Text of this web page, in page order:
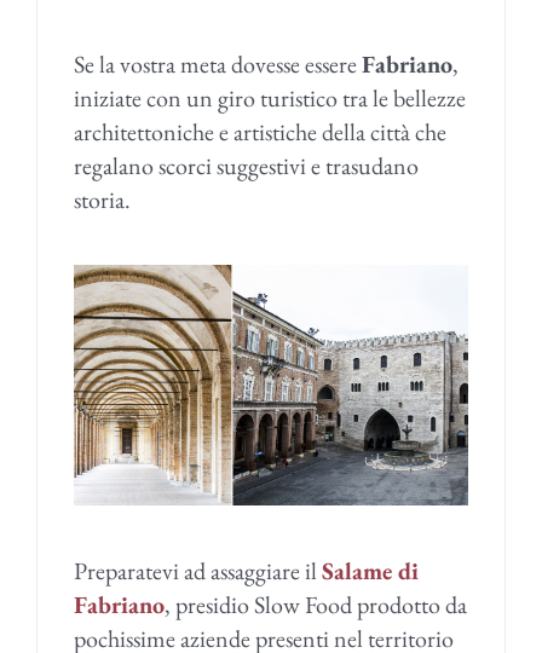
Se la vostra meta dovesse essereFabriano,
iniziate con un giro turistico tra le bellezze
architettoniche e artistiche della città che
regalano scorci suggestivi e trasudano
storia.
Preparatevi ad assaggiare ilSalame di
Fabriano, presidio Slow Food prodotto da
pochissime aziende presenti nel territorio